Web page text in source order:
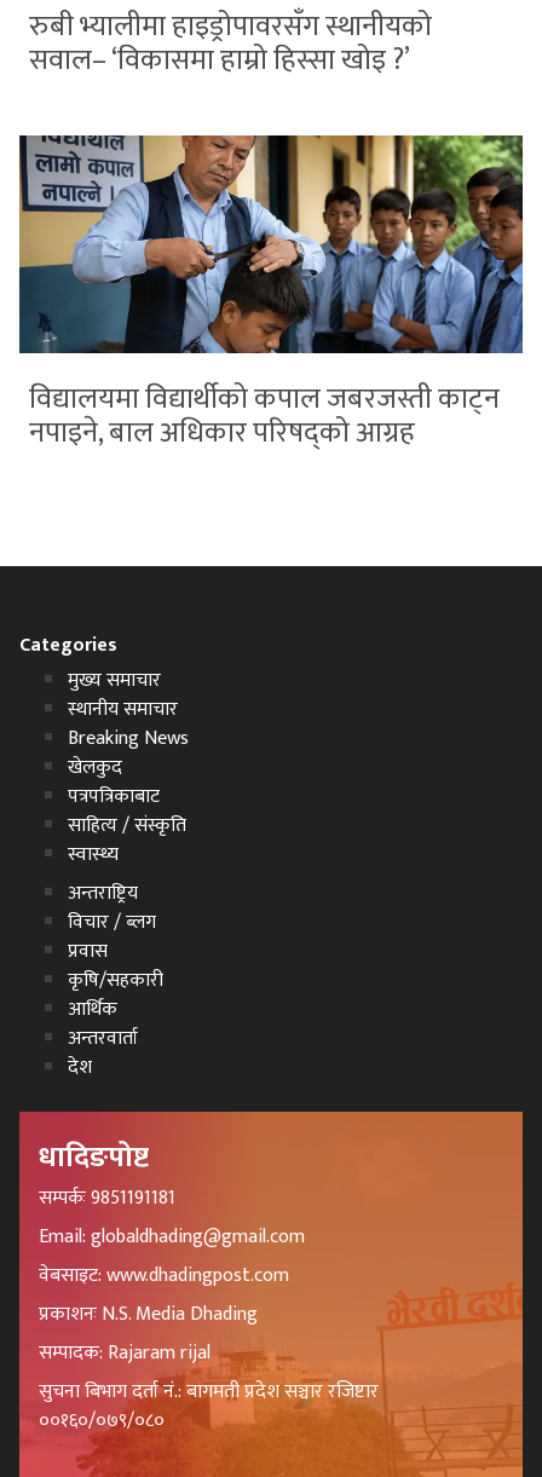
रुबी भ्यालीमा हाइड्रोपावरसँग स्थानीयको
सवाल– ‘विकासमा हाम्रो हिस्सा खोइ ?’
विद्यालयमा विद्यार्थीको कपाल जबरजस्ती काट्न
नपाइने, बाल अधिकार परिषद्को आग्रह
Categories
मुख्य समाचार
स्थानीय समाचार
Breaking News
खेलकुद
पत्रपत्रिकाबाट
साहित्य / संस्कृति
स्वास्थ्य
अन्तराष्ट्रिय
विचार / ब्लग
प्रवास
कृषि/सहकारी
आर्थिक
अन्तरवार्ता
देश
धादिङपोष्ट
सम्पर्कः 9851191181
Email: globaldhading@gmail.com
वेबसाइट: www.dhadingpost.com
प्रकाशनः N.S. Media Dhading
सम्पादक: Rajaram rijal
सुचना बिभाग दर्ता नं.: बागमती प्रदेश सञ्चार रजिष्टार
००१६०/०७९/०८०